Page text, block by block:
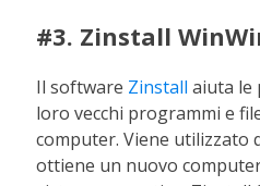
#3. Zinstall
Il software Zinstall aiuta le
loro vecchi programmi e
computer. Viene utilizzato
ottiene un nuovo